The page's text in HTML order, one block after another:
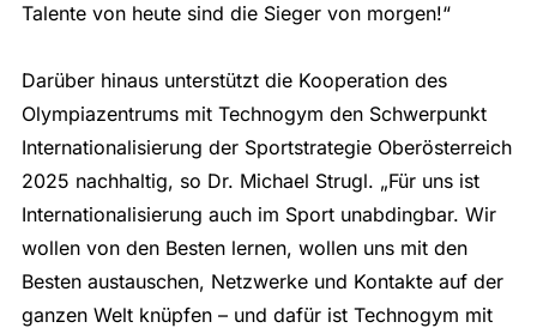
Talente von heute sind die Sieger von morgen!“
Darüber hinaus unterstützt die Kooperation des
Olympiazentrums mit Technogym den Schwerpunkt
Internationalisierung der Sportstrategie Oberösterreich
2025 nachhaltig, so Dr. Michael Strugl. „Für uns ist
Internationalisierung auch im Sport unabdingbar. Wir
wollen von den Besten lernen, wollen uns mit den
Besten austauschen, Netzwerke und Kontakte auf der
ganzen Welt knüpfen – und dafür ist Technogym mit